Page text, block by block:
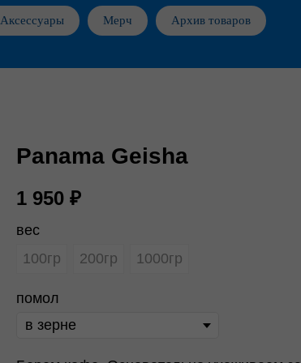
Аксессуары Мерч Архив товаров
Panama Geisha
1 950 ₽
вес
100гр
200гр 1000гр
помол